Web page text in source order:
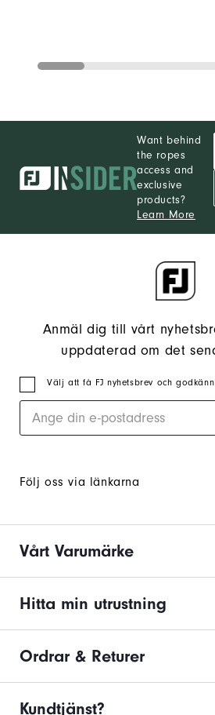
Want behind
the ropes
access and
exclusive
products?
Learn More
Anmäl dig till vårt
uppdaterad om det
Välj att få FJ nyhetsbrev och
Följ oss via länkarna
Vårt Varumärke
Hitta min utrustning
Ordrar & Returer
Kundtjänst?